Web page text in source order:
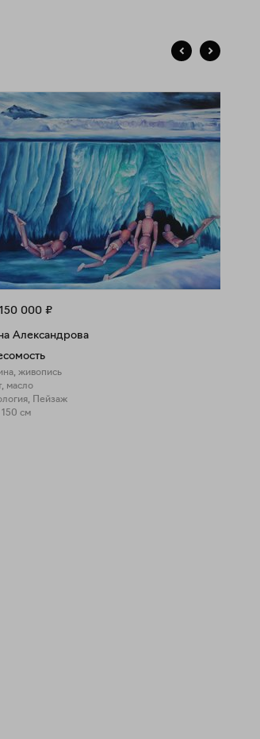
150 000 ₽
Александрова
живопись
масло
Пейзаж
см